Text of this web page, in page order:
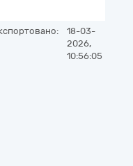
18-03-
2026,
10:56:05